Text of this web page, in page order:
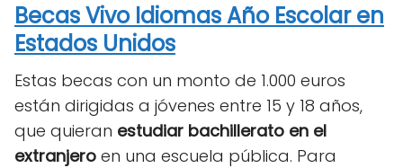
Becas Vivo Idiomas Año Escolar en
Estados Unidos
Estas becas con un monto de 1.000 euros
están dirigidas a jóvenes entre 15 y 18 años,
que quieran estudiar bachillerato en el
extranjero en una escuela pública. Para